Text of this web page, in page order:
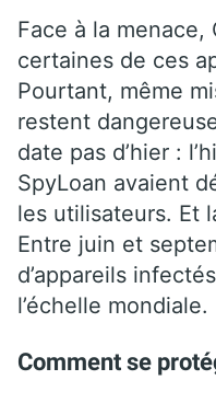
Face à la menace,
certaines de ces
Pourtant, même
restent
date pas d’hier :
SpyLoan avaient
les utilisateurs. Et
Entre juin et
d’appareils
l’échelle mondiale.
Comment se